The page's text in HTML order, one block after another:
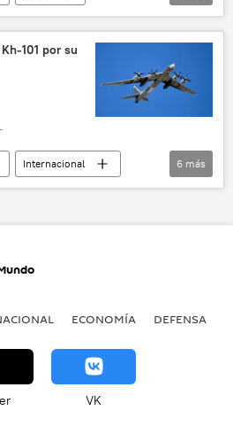
Rusia
101 por su
Internacional
Vladímir Putin
6 más
ECONOMÍA DEFENSA
VK